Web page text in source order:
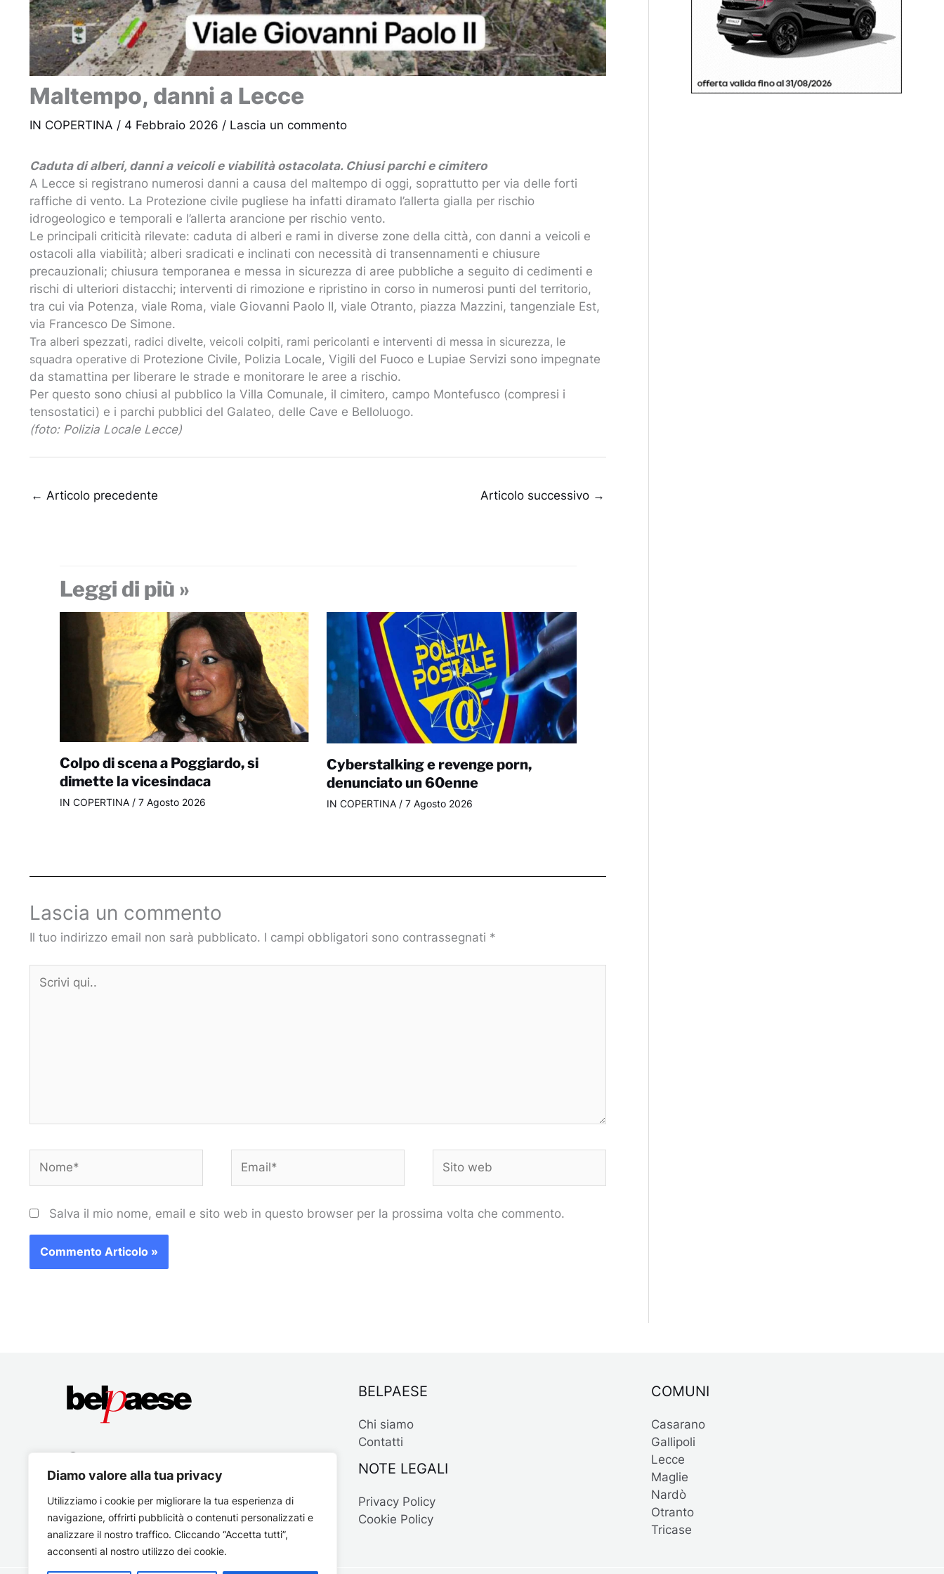
Diamo valore alla tua privacy
Utilizziamo i cookie per migliorare la tua esperienza di
navigazione, offrirti pubblicità o contenuti personalizzati e
analizzare il nostro traffico. Cliccando “Accetta tutti”,
acconsenti al nostro utilizzo dei cookie.
Maltempo, danni a Lecce
IN COPERTINA / 4 Febbraio 2026 / Lascia un commento
Caduta di alberi, danni a veicoli e viabilità ostacolata. Chiusi parchi e cimitero
A Lecce si registrano numerosi danni a causa del maltempo di oggi, soprattutto per via delle forti
raffiche di vento. La Protezione civile pugliese ha infatti diramato l’allerta gialla per rischio
idrogeologico e temporali e l’allerta arancione per rischio vento.
Le principali criticità rilevate: caduta di alberi e rami in diverse zone della città, con danni a veicoli e
ostacoli alla viabilità; alberi sradicati e inclinati con necessità di transennamenti e chiusure
precauzionali; chiusura temporanea e messa in sicurezza di aree pubbliche a seguito di cedimenti e
rischi di ulteriori distacchi; interventi di rimozione e ripristino in corso in numerosi punti del territorio,
tra cui via Potenza, viale Roma, viale Giovanni Paolo II, viale Otranto, piazza Mazzini, tangenziale Est,
via Francesco De Simone.
Tra alberi spezzati, radici divelte, veicoli colpiti, rami pericolanti e interventi di messa in sicurezza, le
squadra operative di Protezione Civile, Polizia Locale, Vigili del Fuoco e Lupiae Servizi sono impegnate
da stamattina per liberare le strade e monitorare le aree a rischio.
Per questo sono chiusi al pubblico la Villa Comunale, il cimitero, campo Montefusco (compresi i
tensostatici) e i parchi pubblici del Galateo, delle Cave e Belloluogo.
(foto: Polizia Locale Lecce)
← Articolo precedente Articolo successivo →
Leggi di più »
Colpo di scena a Poggiardo, si
dimette la vicesindaca
IN COPERTINA/ 7 Agosto 2026
Cyberstalking e revenge porn,
denunciato un 60enne
IN COPERTINA / 7 Agosto 2026
Lascia un commento
Il tuo indirizzo email non sarà pubblicato. I campi obbligatori sono contrassegnati *
qui..
web
Salva il mio nome, email e sito web in questo browser per la prossima volta che commento.
BELPAESE
Chi siamo
Contatti
NOTE LEGALI
Privacy Policy
Cookie Policy
COMUNI
Casarano
Gallipoli
Lecce
Maglie
Nardò
Otranto
Tricase